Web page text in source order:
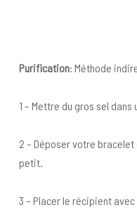
Purification: Méthode
1 – Mettre du gros sel
2 – Déposer votre
petit.
3 – Placer le récipient